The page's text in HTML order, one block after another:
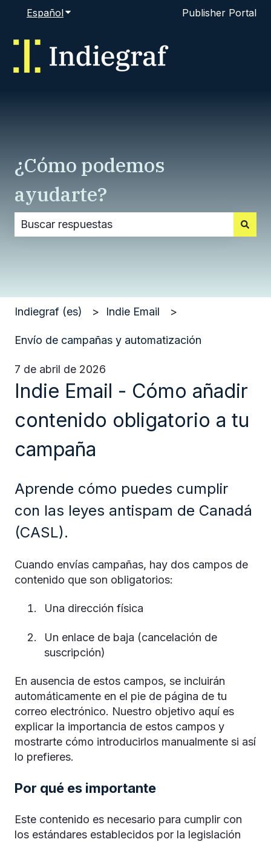
EspañolTraducciones de Mostrar submenú de
Publisher Portal
¿Cómo podemos
ayudarte?
Indiegraf (es) Indie Email
Envío de campañas y automatización
7 de abril de 2026
Indie Email - Cómo añadir
contenido obligatorio a tu
campaña
Aprende cómo puedes cumplir
con las leyes antispam de Canadá
(CASL).
Cuando envías campañas, hay dos campos de
contenido que son obligatorios:
Una dirección física
Un enlace de baja (cancelación de
suscripción)
En ausencia de estos campos, se incluirán
automáticamente en el pie de página de tu
correo electrónico. Nuestro objetivo aquí es
explicar la importancia de estos campos y
mostrarte cómo introducirlos manualmente si así
lo prefieres.
Por qué es importante
Este contenido es necesario para cumplir con
los estándares establecidos por la legislación